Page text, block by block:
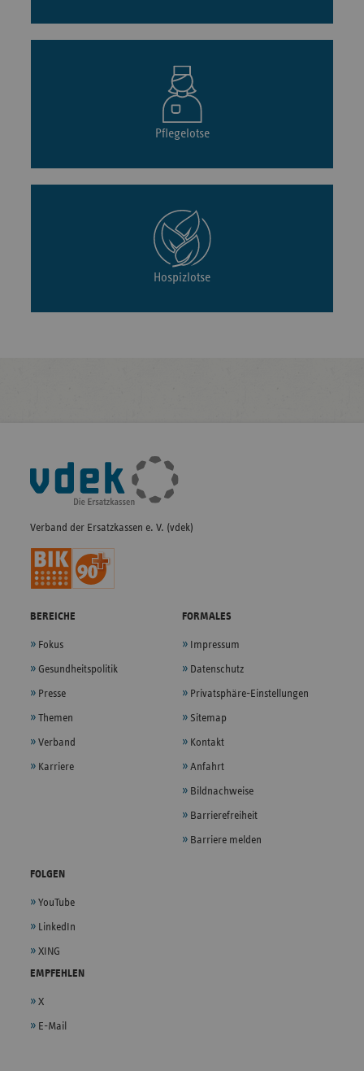
Pflegelotse
Hospizlotse
Fußleisten-
Navigation
Verband der Ersatzkassen e. V. (vdek)
BEREICHE
Fokus
Gesundheitspolitik
Presse
Themen
Verband
Karriere
FORMALES
Impressum
Datenschutz
Privatsphäre-Einstellungen
Sitemap
Kontakt
Anfahrt
Bildnachweise
Barrierefreiheit
Barriere melden
FOLGEN
YouTube
LinkedIn
XING
EMPFEHLEN
X
E-Mail